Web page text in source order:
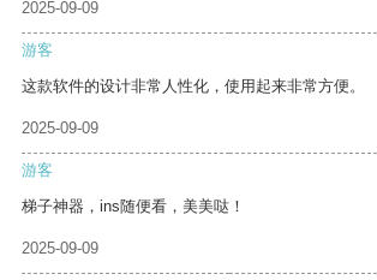
2025-09-09
游客
这款软件的设计非常人性化，使用起来非常方便。
2025-09-09
游客
梯子神器，ins随便看，美美哒！
2025-09-09